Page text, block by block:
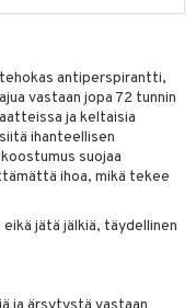
antiperspirantti,
vastaan jopa 72 tunnin
ja keltaisia
ihanteellisen
suojaa
ihoa, mikä tekee
jätä jälkiä, täydellinen